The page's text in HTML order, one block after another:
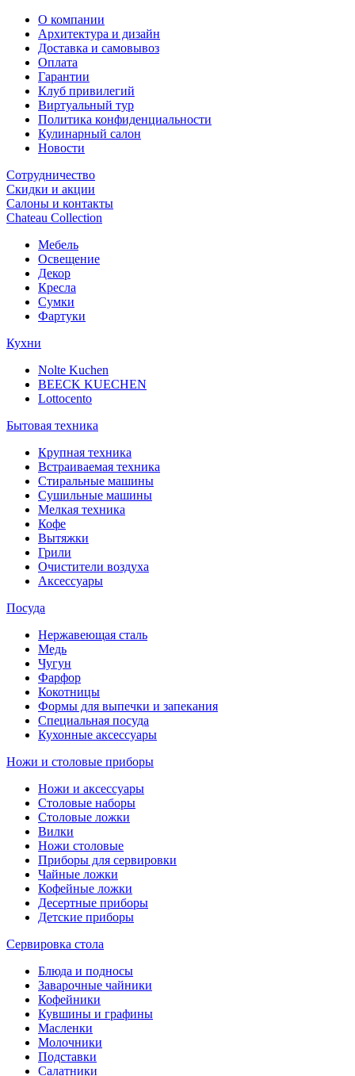
О компании
Архитектура и дизайн
Доставка и самовывоз
Оплата
Гарантии
Клуб привилегий
Виртуальный тур
Политика конфиденциальности
Кулинарный салон
Новости
Сотрудничество
Скидки и акции
Салоны и контакты
Chateau Collection
Мебель
Освещение
Декор
Кресла
Сумки
Фартуки
Кухни
Nolte Kuchen
BEECK KUECHEN
Lottocento
Бытовая техника
Крупная техника
Встраиваемая техника
Стиральные машины
Сушильные машины
Мелкая техника
Кофе
Вытяжки
Грили
Очистители воздуха
Аксессуары
Посуда
Нержавеющая сталь
Медь
Чугун
Фарфор
Кокотницы
Формы для выпечки и запекания
Специальная посуда
Кухонные аксессуары
Ножи и столовые приборы
Ножи и аксессуары
Столовые наборы
Столовые ложки
Вилки
Ножи столовые
Приборы для сервировки
Чайные ложки
Кофейные ложки
Десертные приборы
Детские приборы
Сервировка стола
Блюда и подносы
Заварочные чайники
Кофейники
Кувшины и графины
Масленки
Молочники
Подставки
Салатники